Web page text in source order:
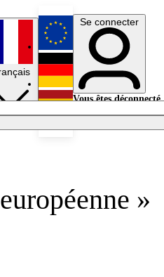
English
Deutsch
Se connecter
Vous êtes déconnecté.
»